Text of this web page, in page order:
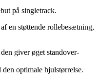
på singletrack.
en støttende rollebesætning,
giver øget standover-
optimale hjulstørrelse.